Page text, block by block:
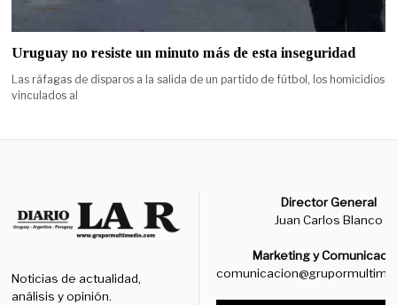
Uruguay no resiste un minuto más de esta inseguridad
Las ráfagas de disparos a la salida de un partido de fútbol, los homicidios
vinculados al
Noticias de actualidad,
análisis y opinión.
Director General
Juan Carlos Blanco
Marketing y